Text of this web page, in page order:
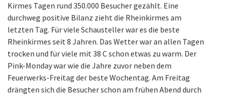
Kirmes Tagen rund 350.000 Besucher gezählt. Eine
durchweg positive Bilanz zieht die Rheinkirmes am
letzten Tag. Für viele Schausteller war es die beste
Rheinkirmes seit 8 Jahren. Das Wetter war an allen Tagen
trocken und für viele mit 38 C schon etwas zu warm. Der
Pink-Monday war wie die Jahre zuvor neben dem
Feuerwerks-Freitag der beste Wochentag. Am Freitag
drängten sich die Besucher schon am frühen Abend durch